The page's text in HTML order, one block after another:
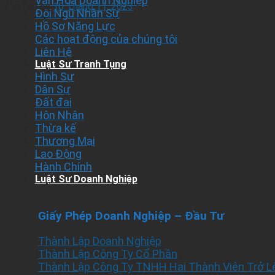
Đội Ngũ Nhân Sự
Hồ Sơ Năng Lực
Các hoạt động của chúng tôi
Liên Hệ
Luật Sư Tranh Tụng
Hình Sự
Dân Sự
Đất đai
Hôn Nhân
Thừa kế
Thương Mại
Lao Động
Hành Chính
Luật Sư Doanh Nghiệp
Giấy Phép Doanh Nghiệp – Đầu Tư
Thành Lập Doanh Nghiệp
Thành Lập Công Ty Cổ Phần
Thành Lập Công Ty TNHH Hai Thành Viên Trở
Posted on10 Tháng 11, 2023